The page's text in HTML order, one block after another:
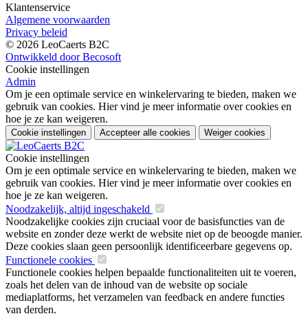
Klantenservice
Algemene voorwaarden
Privacy beleid
© 2026 LeoCaerts B2C
Ontwikkeld door Becosoft
Cookie instellingen
Admin
Om je een optimale service en winkelervaring te bieden, maken we
gebruik van cookies. Hier vind je meer informatie over cookies en
hoe je ze kan weigeren.
Cookie instellingen Accepteer alle cookies Weiger cookies
Cookie instellingen
Om je een optimale service en winkelervaring te bieden, maken we
gebruik van cookies. Hier vind je meer informatie over cookies en
hoe je ze kan weigeren.
Noodzakelijk, altijd ingeschakeld
Noodzakelijke cookies zijn cruciaal voor de basisfuncties van de
website en zonder deze werkt de website niet op de beoogde manier.
Deze cookies slaan geen persoonlijk identificeerbare gegevens op.
Functionele cookies
Functionele cookies helpen bepaalde functionaliteiten uit te voeren,
zoals het delen van de inhoud van de website op sociale
mediaplatforms, het verzamelen van feedback en andere functies
van derden.